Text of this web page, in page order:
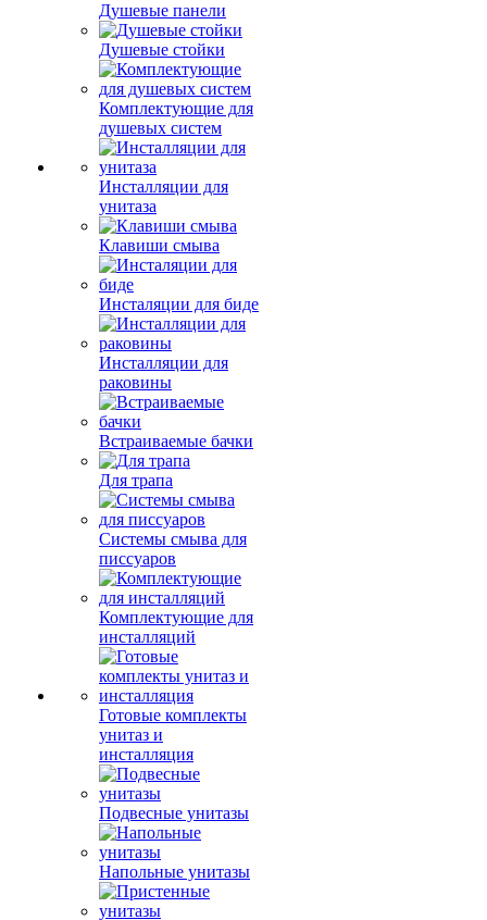
Душевые панели
Душевые стойки
Комплектующие для
душевых систем
Инсталляции для
унитаза
Клавиши смыва
Инсталяции для биде
Инсталляции для
раковины
Встраиваемые бачки
Для трапа
Системы смыва для
писсуаров
Комплектующие для
инсталляций
Готовые комплекты
унитаз и
инсталляция
Подвесные унитазы
Напольные унитазы